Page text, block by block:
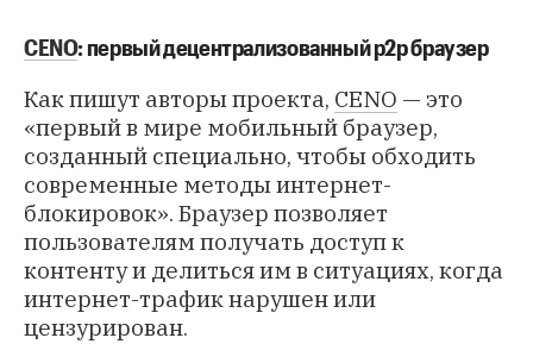
CENO: первый децентрализованный p2p браузер
Как пишут авторы проекта, CENO — это
«первый в мире мобильный браузер,
созданный специально, чтобы обходить
современные методы интернет-
блокировок». Браузер позволяет
пользователям получать доступ к
контенту и делиться им в ситуациях, когда
интернет-трафик нарушен или
цензурирован.